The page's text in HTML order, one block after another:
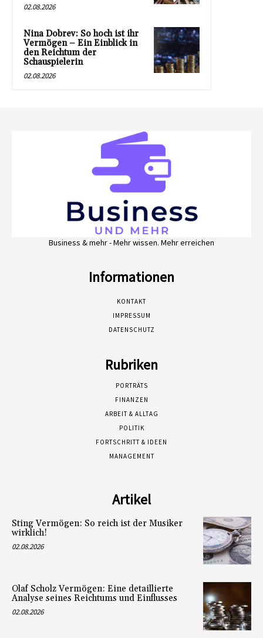
02.08.2026
Nina Dobrev: So hoch ist ihr
Vermögen – Ein Einblick in
den Reichtum der
Schauspielerin
02.08.2026
Business & mehr - Mehr wissen. Mehr erreichen
Informationen
KONTAKT
IMPRESSUM
DATENSCHUTZ
Rubriken
PORTRÄTS
FINANZEN
ARBEIT & ALLTAG
POLITIK
FORTSCHRITT & IDEEN
MANAGEMENT
Artikel
Sting Vermögen: So reich ist der Musiker
wirklich!
02.08.2026
Olaf Scholz Vermögen: Eine detaillierte
Analyse seines Reichtums und Einflusses
02.08.2026